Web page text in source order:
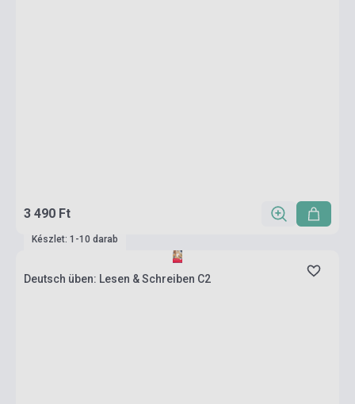
3 490 Ft
Készlet: 1-10 darab
Deutsch üben: Lesen & Schreiben C2